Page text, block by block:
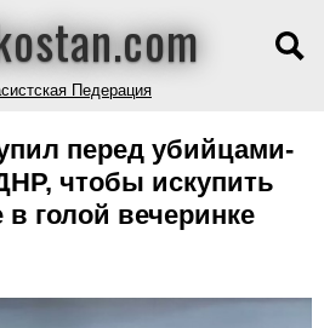
Педерация
перед убийцами-
чтобы искупить
в голой вечеринке